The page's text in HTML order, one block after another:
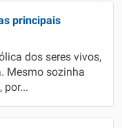
principais
dos seres vivos,
Mesmo sozinha
por...